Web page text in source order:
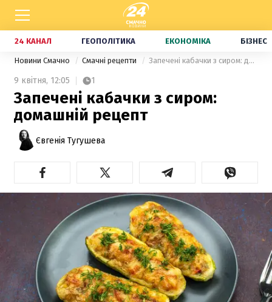
24 КАНАЛ ГЕОПОЛІТИКА ЕКОНОМІКА БІЗНЕС
Новини Смачно Смачні рецепти Запечені кабачки з сиром: домашній рецепт
9 квітня, 12:05 1
Запечені кабачки з сиром:
домашній рецепт
Євгенія Тугушева